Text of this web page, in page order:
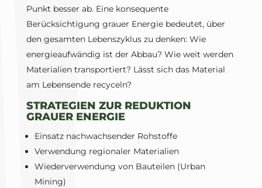
Punkt besser ab. Eine konsequente
Berücksichtigung grauer Energie bedeutet, über
den gesamten Lebenszyklus zu denken: Wie
energieaufwändig ist der Abbau? Wie weit werden
Materialien transportiert? Lässt sich das Material
am Lebensende recyceln?
STRATEGIEN ZUR REDUKTION
GRAUER ENERGIE
Einsatz nachwachsender Rohstoffe
Verwendung regionaler Materialien
Wiederverwendung von Bauteilen (Urban
Mining)